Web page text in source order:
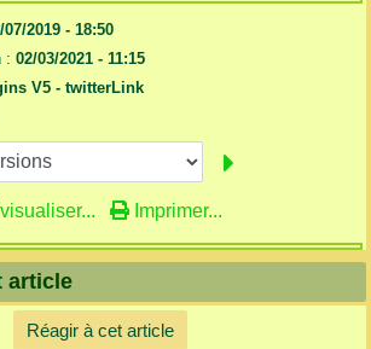
07/2019 - 18:50
: 02/03/2021 - 11:15
V5 - twitterLink
Imprimer...
article
Réagir à cet article